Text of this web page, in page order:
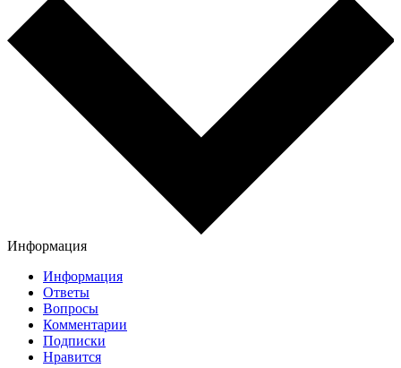
Информация
Информация
Ответы
Вопросы
Комментарии
Подписки
Нравится